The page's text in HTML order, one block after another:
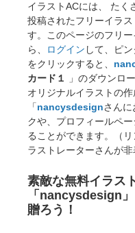
イラストACには、 たく
投稿されたフリーイラ
す。このページのフリ
ら、
ログイン して、ピ
をクリックすると、
カード１
」のダウンロ
オリジナルイラストの作
「nancysdesignさんに
クや、プロフィールペ
ることができます。（
ラストレーターさんが非
素敵な無料イラス
「nancysdesign
贈ろう！